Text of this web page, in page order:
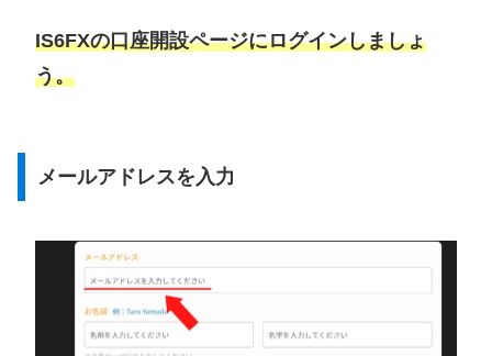
IS6FXの口座開設ページにログインしましょ
う。
メールアドレスを入力